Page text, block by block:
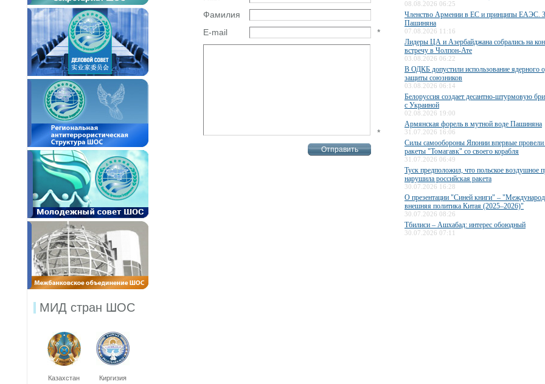
МИД стран ШОС
Казахстан Киргизия
Фамилия
E-mail
*
*
08.08.2026 06:25
Членство Армении в ЕС и принципы ЕАЭС.
Пашиняна
07.08.2026 11:16
Лидеры ЦА и Азербайджана собрались на
встречу в Чолпон-Ате
03.08.2026 06:22
В ОДКБ допустили использование ядерного
защиты союзников
03.08.2026 06:14
Белоруссия создает десантно-штурмовую
с Украиной
02.08.2026 19:00
Армянская форель в мутной воде Пашиняна
31.07.2026 16:06
Силы самообороны Японии впервые провели
ракеты "Томагавк" со своего корабля
31.07.2026 06:49
Туск предположил, что польское воздушное
нарушила российская ракета
30.07.2026 16:28
О презентации "Синей книги" –
внешняя политика Китая (2025–2026)"
30.07.2026 08:26
Тбилиси – Ашхабад: интерес обоюдный
30.07.2026 07:11